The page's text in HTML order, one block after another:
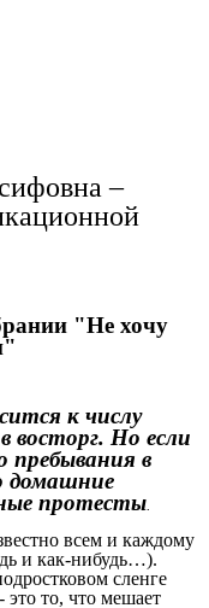
–
"Не хочу
к числу
восторг. Но если
пребывания в
домашние
протесты.
всем и каждому
и как-нибудь…).
сленге
то, что мешает